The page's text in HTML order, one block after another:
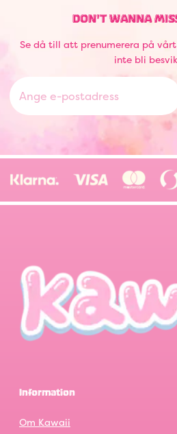
DON'T WANNA
Se då till att prenumerera på
inte bli
Information
Om Kawaii